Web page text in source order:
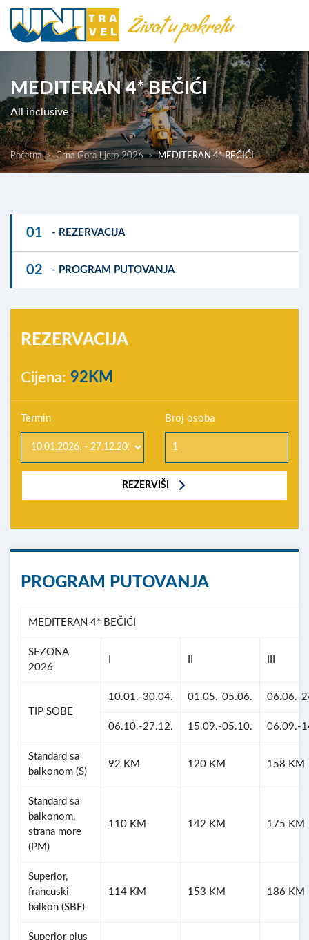
MEDITERAN 4* BEČIĆI
All inclusive
Početna Crna Gora Ljeto 2026 MEDITERAN 4* BEČIĆI
01 - REZERVACIJA
02 - PROGRAM PUTOVANJA
REZERVACIJA
Cijena: 92KM
Termin Broj osoba
REZERVIŠI
PROGRAM PUTOVANJA
MEDITERAN 4* BEČIĆI
SEZONA
2026
TIP SOBE
10.01.-30.04. 01.05.-05.06. 06.06.-
06.10.-27.12. 15.09.-05.10. 06.09.-
Standard sa
balkonom (S)
92 KM 120 KM 158 KM
Standard sa
balkonom,
strana more
(PM)
110 KM 142 KM 175 KM
Superior,
francuski
balkon (SBF)
114 KM 153 KM 186 KM
Superior plus